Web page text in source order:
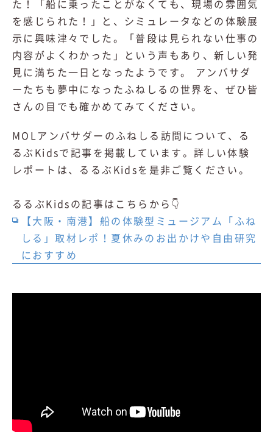
た！「船に乗ったことがなくても、現場の雰囲気
を感じられた！」と、シミュレータなどの体験展
示に興味津々でした。「普段は見られない仕事の
内容がよくわかった」という声もあり、新しい発
見に満ちた一日となったようです。 アンバサダ
ーたちも夢中になったふねしるの世界を、ぜひ皆
さんの目でも確かめてみてください。
MOLアンバサダーのふねしる訪問について、る
るぶKidsで記事を掲載しています。詳しい体験
レポートは、るるぶKidsを是非ご覧ください。
るるぶKidsの記事はこちらから👇
【大阪・南港】船の体験型ミュージアム「ふね
しる」取材レポ！夏休みのお出かけや自由研究
におすすめ